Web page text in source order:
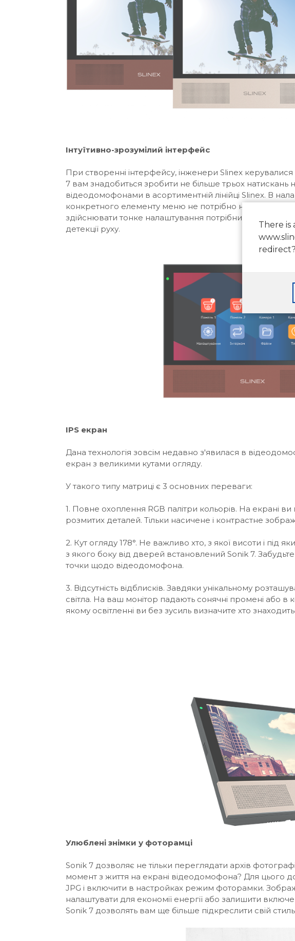
Інтуїтивно-зрозумілий інтерфейс
При створенні інтерфейсу, інженери Slinex
7 вам знадобиться зробити не більше трьох натискань
відеодомофонами в асортиментній лінійці Slinex. В
конкретного елементу меню не потрібно навіть
здійснювати тонке налаштування потрібних
детекції руху.
IPSекран
Дана технологія зовсім недавно з'явилася в
екран з великими кутами огляду.
У такого типу матриці є 3 основних переваги:
1. Повне охоплення RGB палітри кольорів. На екрані
розмитих деталей. Тільки насичене і контрастне
2. Кут огляду 178°. Не важливо хто, з якої висоти і
з якого боку від дверей встановлений Sonik 7.
точки щодо відеодомофона.
3. Відсутність відблисків. Завдяки унікальному
світла. На ваш монітор падають сонячні промені або в
якому освітленні ви без зусиль визначите хто
Улюблені знімки у фоторамці
Sonik 7 дозволяє не тільки переглядати архів
момент з життя на екрані відеодомофона? Для цього
JPG і включити в настройках режим фоторамки.
налаштувати для економії енергії або залишити
Sonik 7 дозволять вам ще більше підкреслити свій
There is
redirect?